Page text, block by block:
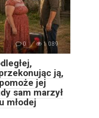
0 1 089
ją,
jej
sam marzył
młodej